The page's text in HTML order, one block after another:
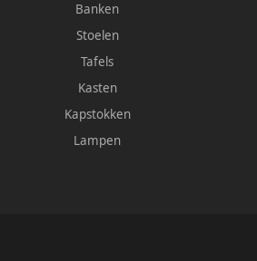
Banken
Stoelen
Tafels
Kasten
Kapstokken
Lampen